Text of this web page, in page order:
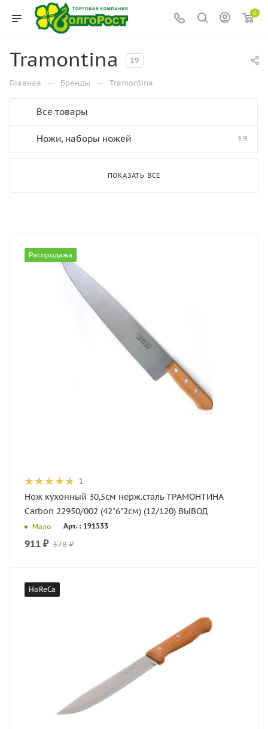
0
Tramontina 19
Главная — Бренды — Tramontina
Все товары
Ножи, наборы ножей 19
ПОКАЗАТЬ ВСЕ
Распродажа
1
Нож кухонный 30,5см нерж.сталь ТРАМОНТИНА
Carbon 22950/002 (42*6*2см) (12/120) ВЫВОД
Мало Арт. : 191533
911 ₽ 378 ₽
HoReCa